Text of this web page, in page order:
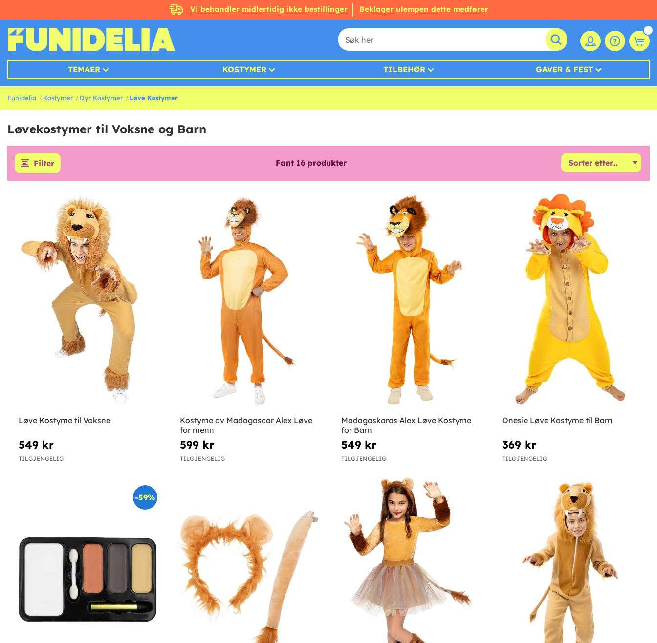
Vi behandler midlertidig ikke bestillinger Beklager ulempen dette medfører
TEMAER KOSTYMER TILBEHØR GAVER & FEST
Funidelia Kostymer Dyr Kostymer Løve Kostymer
Løvekostymer til Voksne og Barn
Filter Fant 16produkter
Løve Kostyme til Voksne
549 kr
TILGJENGELIG
Kostyme av Madagascar Alex Løve
for menn
599 kr
TILGJENGELIG
Madagaskaras Alex Løve Kostyme
for Barn
549 kr
TILGJENGELIG
Onesie Løve Kostyme til Barn
369 kr
TILGJENGELIG
-59%